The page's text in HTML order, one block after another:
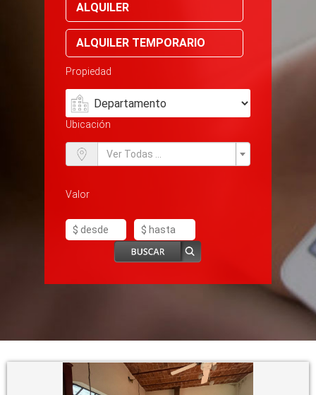
ALQUILER
ALQUILER TEMPORARIO
Propiedad
Ubicación
Ver Todas ...
Valor